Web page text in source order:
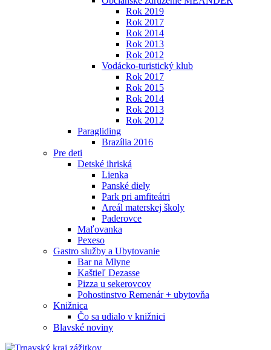
Rok 2019
Rok 2017
Rok 2014
Rok 2013
Rok 2012
Vodácko-turistický klub
Rok 2017
Rok 2015
Rok 2014
Rok 2013
Rok 2012
Paragliding
Brazília 2016
Pre deti
Detské ihriská
Lienka
Panské diely
Park pri amfiteátri
Areál materskej školy
Paderovce
Maľovanka
Pexeso
Gastro služby a Ubytovanie
Bar na Mlyne
Kaštieľ Dezasse
Pizza u sekerovcov
Pohostinstvo Remenár + ubytovňa
Knižnica
Čo sa udialo v knižnici
Blavské noviny